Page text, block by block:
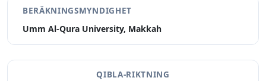
BERÄKNINGSMYNDIGHET
Umm Al-Qura University, Makkah
QIBLA-RIKTNING